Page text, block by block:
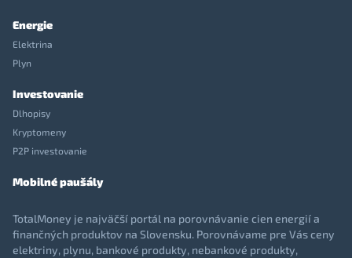
Energie
Elektrina
Plyn
Investovanie
Dlhopisy
Kryptomeny
P2P investovanie
Mobilné paušály
TotalMoney je najväčší portál na porovnávanie cien energií a
finančných produktov na Slovensku. Porovnávame pre Vás ceny
elektriny, plynu, bankové produkty, nebankové produkty,